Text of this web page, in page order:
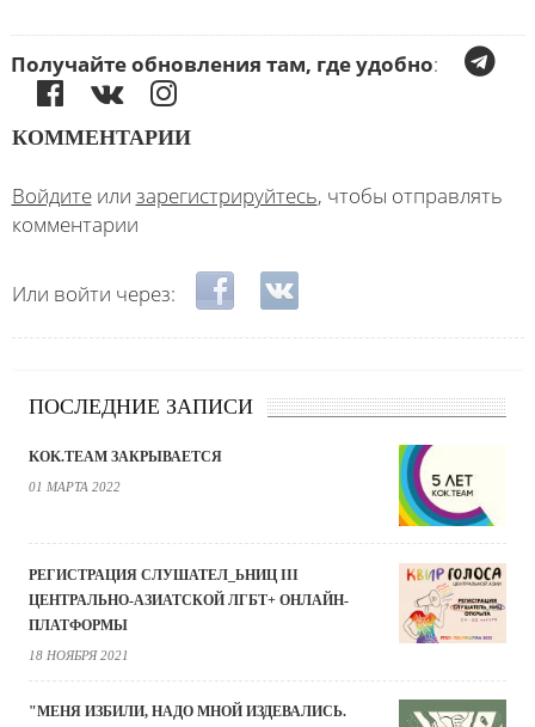
Получайте обновления там, где удобно:
КОММЕНТАРИИ
Войдитеили зарегистрируйтесь, чтобы отправлять
комментарии
Или войти через: Login with Facebook
Login with ВКонтакте
ПОСЛЕДНИЕ ЗАПИСИ
KOK.TEAM ЗАКРЫВАЕТСЯ
01 МАРТА 2022
РЕГИСТРАЦИЯ СЛУШАТЕЛ_ЬНИЦ III
ЦЕНТРАЛЬНО-АЗИАТСКОЙ ЛГБТ+ ОНЛАЙН-
ПЛАТФОРМЫ
18 НОЯБРЯ 2021
"МЕНЯ ИЗБИЛИ, НАДО МНОЙ ИЗДЕВАЛИСЬ.